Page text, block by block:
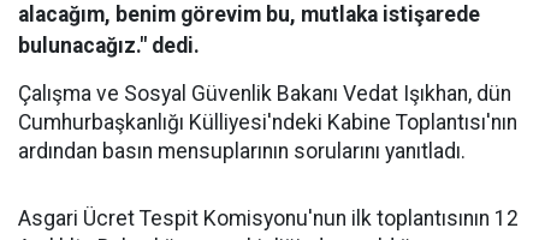
alacağım, benim görevim bu, mutlaka istişarede
bulunacağız." dedi.
Çalışma ve Sosyal Güvenlik Bakanı Vedat Işıkhan, dün
Cumhurbaşkanlığı Külliyesi'ndeki Kabine Toplantısı'nın
ardından basın mensuplarının sorularını yanıtladı.
Asgari Ücret Tespit Komisyonu'nun ilk toplantısının 12